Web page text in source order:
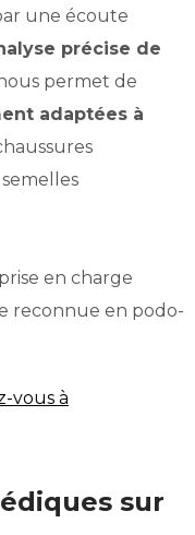
une écoute
précise de
permet de
adaptées à
en charge
reconnue en podo-
vous à
sur